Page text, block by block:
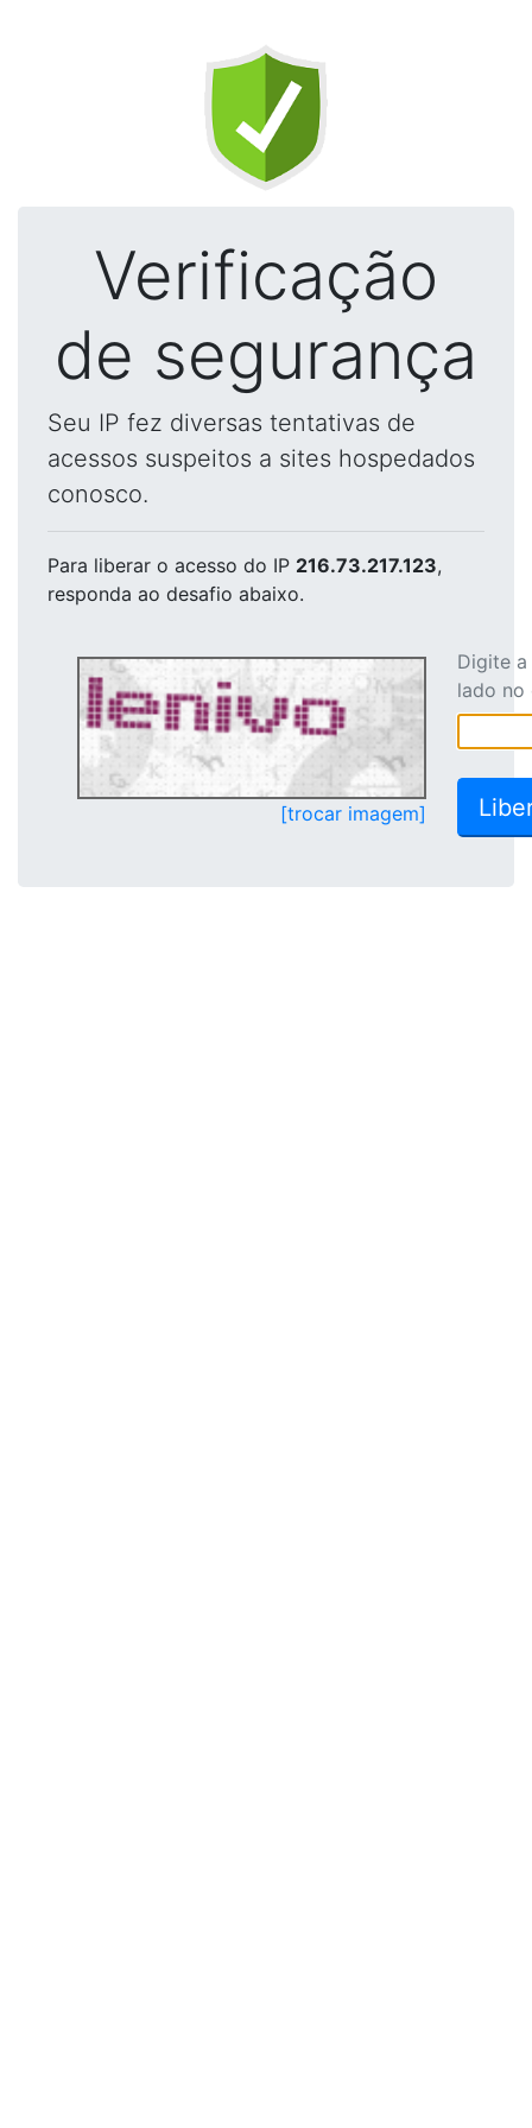
Verificação
de segurança
Seu IP fez diversas tentativas de
acessos suspeitos a sites hospedados
conosco.
Para liberar o acesso do IP 216.73.217.123,
responda ao desafio abaixo.
[trocar imagem]
Digite
lado no